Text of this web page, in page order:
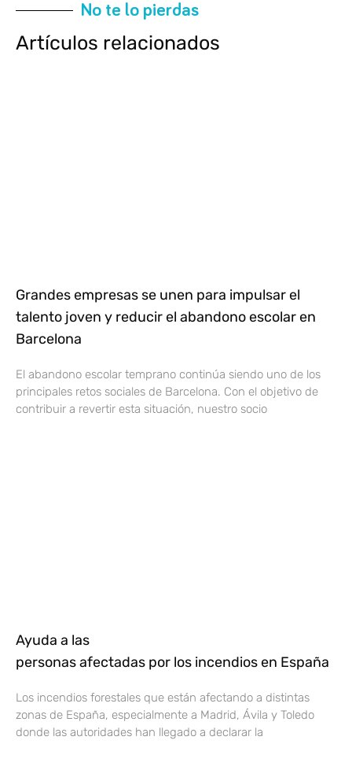
No te lo pierdas
Artículos relacionados
Grandes empresas se unen para impulsar el
talento joven y reducir el abandono escolar en
Barcelona
El abandono escolar temprano continúa siendo uno de los
principales retos sociales de Barcelona. Con el objetivo de
contribuir a revertir esta situación, nuestro socio
Ayuda a las
personas afectadas por los incendios en España
Los incendios forestales que están afectando a distintas
zonas de España, especialmente a Madrid, Ávila y Toledo
donde las autoridades han llegado a declarar la